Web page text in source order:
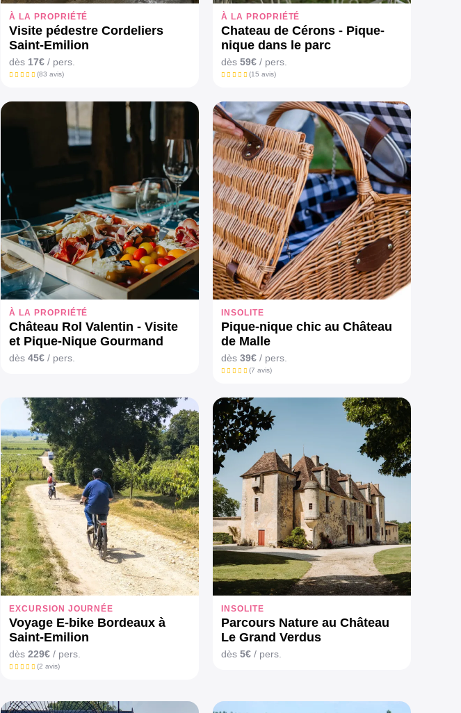
À LA PROPRIÉTÉ
Visite pédestre Cordeliers
Saint-Emilion
dès 17€ / pers.
(83 avis)
À LA PROPRIÉTÉ
Chateau de Cérons - Pique-
nique dans le parc
dès 59€ / pers.
(15 avis)
À LA PROPRIÉTÉ
Château Rol Valentin - Visite
et Pique-Nique Gourmand
dès 45€ / pers.
INSOLITE
Pique-nique chic au Château
de Malle
dès 39€ / pers.
(7 avis)
EXCURSION JOURNÉE
Voyage E-bike Bordeaux à
Saint-Emilion
dès 229€ / pers.
(2 avis)
INSOLITE
Parcours Nature au Château
Le Grand Verdus
dès 5€ / pers.